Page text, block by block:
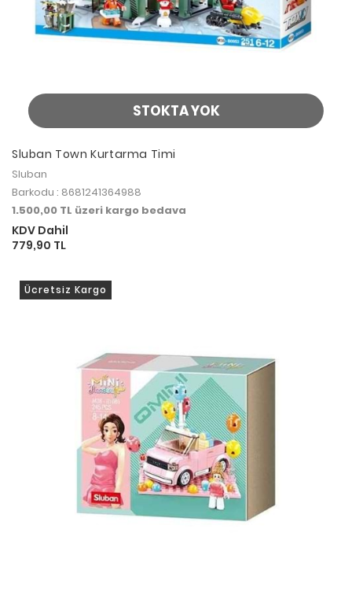
STOKTA YOK
Sluban Town Kurtarma Timi
Sluban
Barkodu : 8681241364988
1.500,00 TL üzeri kargo bedava
KDV Dahil
779,90 TL
Ücretsiz Kargo